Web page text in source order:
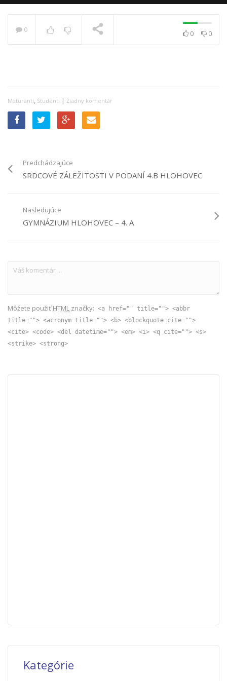
0 0 0
Maturanti, Študenti | Žiadny komentár
Predchádzajúce
SRDCOVÉ ZÁLEŽITOSTI V PODANÍ 4.B HLOHOVEC
Nasledujúce
GYMNÁZIUM HLOHOVEC – 4. A
Môžete použiťHTML značky: <a href="" title=""> <abbr
title=""> <acronym title=""> <b> <blockquote cite="">
<cite> <code> <del datetime=""> <em> <i> <q cite=""> <s>
<strike> <strong>
Kategórie